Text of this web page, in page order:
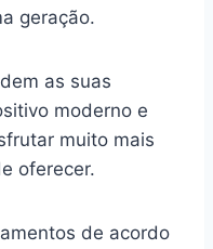
geração.
as suas
moderno e
muito mais
oferecer.
de acordo